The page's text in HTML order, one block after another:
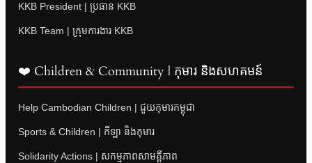
KKB President | ប្រធាន KKB
KKB Team | ក្រុមការងារ KKB
❤️ Children & Community | កុមារ និងសហគមន៍
Help Cambodian Children | ជួយកុមារកម្ពុជា
Sports & Children | កីឡា និងកុមារ
Solidarity Actions | សកម្មភាពសាមគ្គីភាព